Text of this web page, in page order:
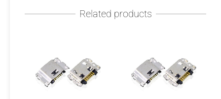
đ
n
Related products